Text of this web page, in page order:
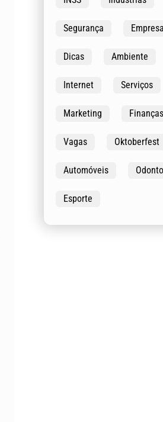
Segurança
Dicas Ambiente
Internet Serviços
Marketing Finanças
Vagas Oktoberfest
Automóveis
Esporte